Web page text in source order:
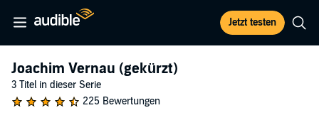
Jetzt testen
Joachim Vernau (gekürzt)
3 Titel in dieser Serie
225 Bewertungen